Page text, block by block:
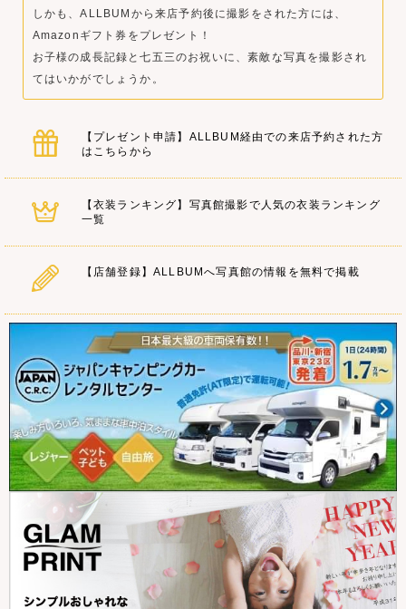
しかも、ALLBUMから来店予約後に撮影をされた方には、
Amazonギフト券をプレゼント！
お子様の成長記録と七五三のお祝いに、素敵な写真を撮影され
てはいかがでしょうか。
【プレゼント申請】ALLBUM経由での来店予約された方
はこちらから
【衣装ランキング】写真館撮影で人気の衣装ランキング
一覧
【店舗登録】ALLBUMへ写真館の情報を無料で掲載